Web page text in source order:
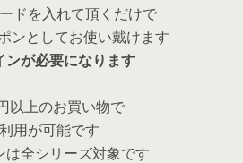
ドを入れて頂くだけで
ンとしてお使い戴けます
が必要になります
以上のお買い物で
用が可能です
全シリーズ対象です